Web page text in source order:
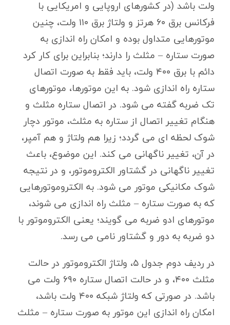
ولت باشد (در کشورهای اروپایی و امریکایی با
فرکانس برق ۶۰ هرتز و ولتاژ برق ۱۱۰ ولت، چنین
موتورهایی متداول بوده و امکان راه اندازی به
صورت ستاره – مثلث را دارند؛ بنابراین برای کار کرد
دائم با برق ۴۰۰ ولت، باید فقط به صورت اتصال
ستاره راه اندازی شود. به این موتورها، موتورهای
تک ضربه گفته می شود. در اتصال ستاره مثلث و
هنگام تغییر اتصال از ستاره به مثلث، موتور دچار
شوک لحظه ای می گردد؛ زیرا هم ولتاژ و هم آمپر،
در آن، تغییر ناگهانی می کند. این موضوع، باعث
تغییر ناگهانی در گشتاور الکتروموتور، و در نتیجه
شوک مکانیکی موتور می شود. به الکتروموتورهایی
که به صورت ستاره – مثلث راه اندازی می شوند،
موتورهای ادو ضربه می گویند؛ یعنی الکتروموتور با
دو ضربه به دور و گشتاور نامی می رسد.
در ردیف دوم جدول ۵، ولتاژ الکتروموتور در حالت
مثلث ۴۰۰، و در حالت اتصال ستاره ۶۹۰ ولت می
باشد. در صورتی که ولتاژ شبکه ۴۰۰ ولت باشد،
امکان راه اندازی این موتور به صورت ستاره – مثلث